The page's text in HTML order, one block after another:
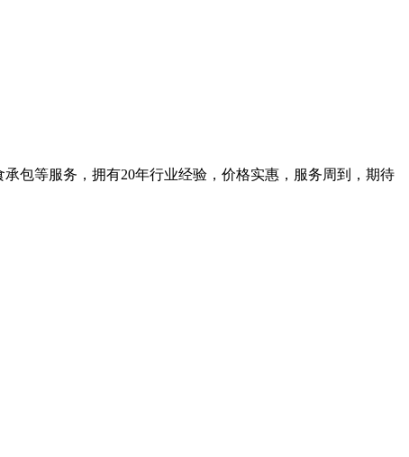
包等服务，拥有20年行业经验，价格实惠，服务周到，期待